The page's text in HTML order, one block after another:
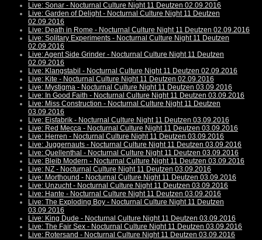
Live: Sonar - Nocturnal Culture Night 11 Deutzen 02.09.2016
Live: Garden of Delight - Nocturnal Culture Night 11 Deutzen
02.09.2016
Live: Death in Rome - Nocturnal Culture Night 11 Deutzen 02.09.2016
Live: Solitary Experiments - Nocturnal Culture Night 11 Deutzen
02.09.2016
Live: Agent Side Grinder - Nocturnal Culture Night 11 Deutzen
02.09.2016
Live: Klangstabil - Nocturnal Culture Night 11 Deutzen 02.09.2016
Live: Kite - Nocturnal Culture Night 11 Deutzen 02.09.2016
Live: Mystigma - Nocturnal Culture Night 11 Deutzen 03.09.2016
Live: In Good Faith - Nocturnal Culture Night 11 Deutzen 03.09.2016
Live: Miss Construction - Nocturnal Culture Night 11 Deutzen
03.09.2016
Live: Eisfabrik - Nocturnal Culture Night 11 Deutzen 03.09.2016
Live: Red Mecca - Nocturnal Culture Night 11 Deutzen 03.09.2016
Live: Herren - Nocturnal Culture Night 11 Deutzen 03.09.2016
Live: Juggernauts - Nocturnal Culture Night 11 Deutzen 03.09.2016
Live: Quellenthal - Nocturnal Culture Night 11 Deutzen 03.09.2016
Live: Bleib Modern - Nocturnal Culture Night 11 Deutzen 03.09.2016
Live: NZ - Nocturnal Culture Night 11 Deutzen 03.09.2016
Live: Morthound - Nocturnal Culture Night 11 Deutzen 03.09.2016
Live: Unzucht - Nocturnal Culture Night 11 Deutzen 03.09.2016
Live: Hante - Nocturnal Culture Night 11 Deutzen 03.09.2016
Live: The Exploding Boy - Nocturnal Culture Night 11 Deutzen
03.09.2016
Live: King Dude - Nocturnal Culture Night 11 Deutzen 03.09.2016
Live: The Fair Sex - Nocturnal Culture Night 11 Deutzen 03.09.2016
Live: Rotersand - Nocturnal Culture Night 11 Deutzen 03.09.2016